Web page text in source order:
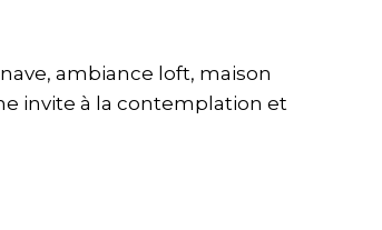
ambiance loft, maison
invite à la contemplation et